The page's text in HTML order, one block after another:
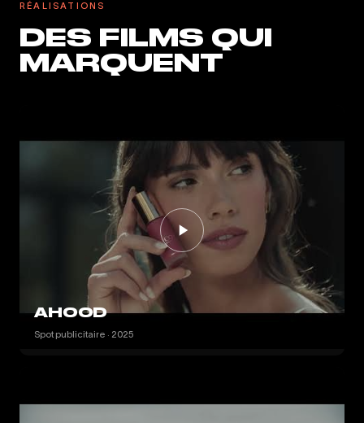
RÉALISATIONS
DES FILMS QUI
MARQUENT
AHOOD
Spot publicitaire · 2025